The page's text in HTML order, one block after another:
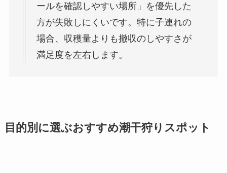
ールを確認しやすい場所」を優先した
方が失敗しにくいです。特に子連れの
場合、収穫量よりも撤収のしやすさが
満足度を左右します。
目的別に選ぶおすすめ潮干狩りスポット